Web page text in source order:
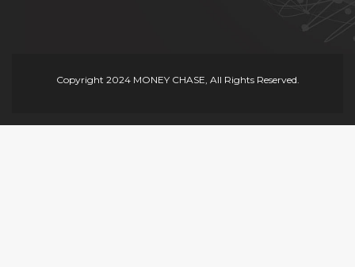
Copyright 2024 MONEY CHASE, All Rights Reserved.